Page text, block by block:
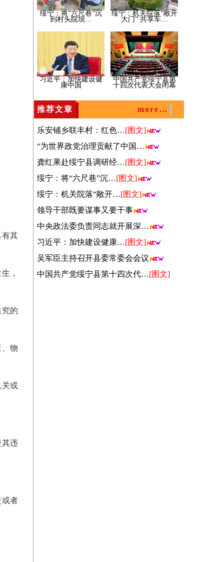
其
，
的
物
或
违
者
绥宁：将“六尺巷”沉
到村头院坝…
绥宁：机关院落“敞开
大门” 共享车…
习近平：加快建设健
康中国
中国共产党绥宁县第
十四次代表大会闭幕
推荐文章 more…
乐安铺乡联丰村：红色…[图文]
“为世界政党治理贡献了中国…
龚红果赴绥宁县调研经…[图文]
绥宁：将“六尺巷”沉…[图文]
绥宁：机关院落“敞开…[图文]
领导干部既要谋事又要干事
中央政法委负责同志就开展深…
习近平：加快建设健康…[图文]
吴军臣主持召开县委常委会会议
中国共产党绥宁县第十四次代…[图文]